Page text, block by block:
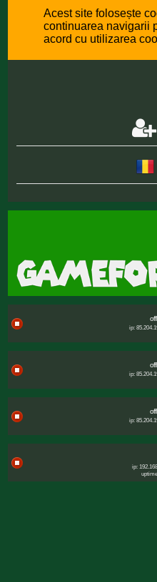
Acest site folosește
continuarea navigarii
acord cu utilizarea
ip:
ip:
ip:
ip: